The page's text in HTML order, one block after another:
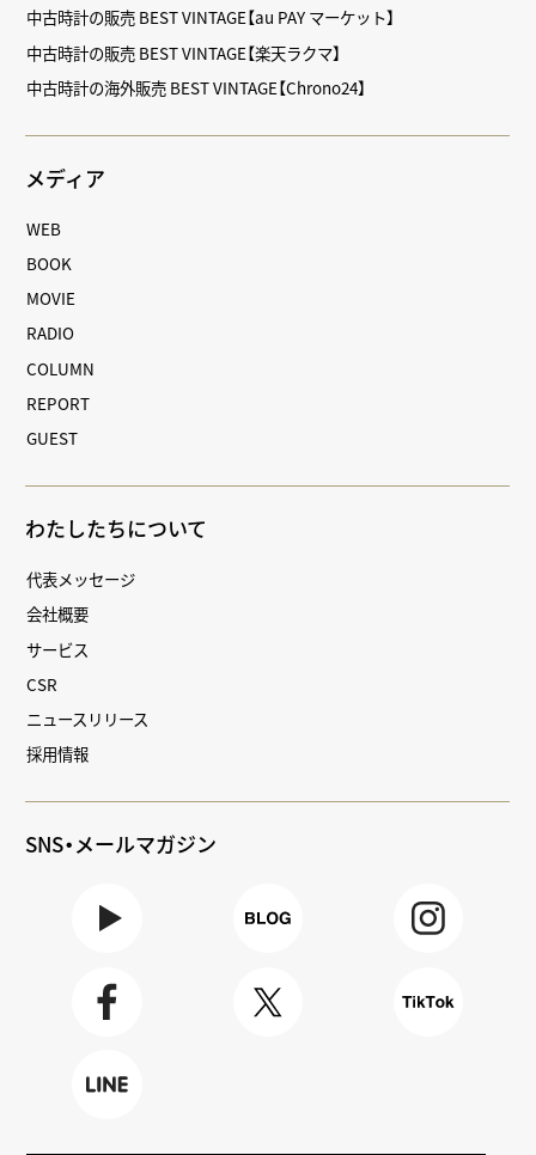
中古時計の販売 BEST VINTAGE【au PAY マーケット】
中古時計の販売 BEST VINTAGE【楽天ラクマ】
中古時計の海外販売 BEST VINTAGE【Chrono24】
メディア
WEB
BOOK
MOVIE
RADIO
COLUMN
REPORT
GUEST
わたしたちについて
代表メッセージ
会社概要
サービス
CSR
ニュースリリース
採用情報
SNS・メールマガジン